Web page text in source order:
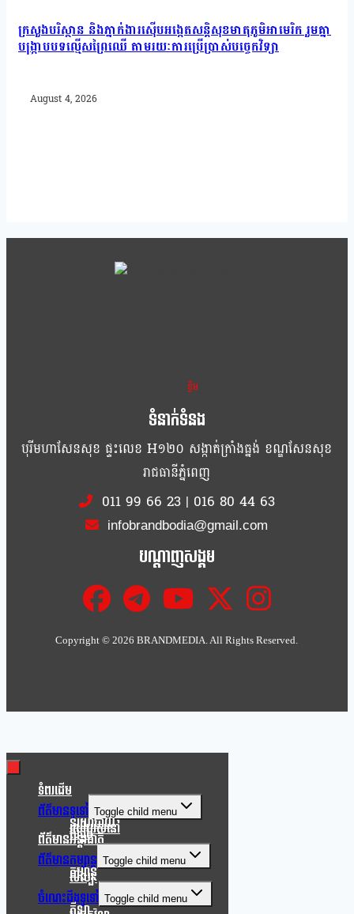
ក្រសួងបរិស្ថាន និងភ្នាក់ងារស៊ើបអង្កេតសន្តិសុខមាតុភូមិអាមេរិក រួមគ្នា
បង្រ្កាបបទល្មើសព្រៃឈើ តាមរយៈការប្រើប្រាស់បច្ចេកវិទ្យា
August 4, 2026
ខ្លឹម ខ្លី រហ័ស
ទំនាក់ទំនង
បុរីមហាសែនសុខ ផ្ទះលេខ H១២០ សង្កាត់ក្រាំងធ្នង់ ខណ្ឌសែនសុខ
រាជធានីភ្នំពេញ
011 99 66 23| 016 80 44 63
infobrandbodia@gmail.com
បណ្ដាញសង្គម
Copyright ©2026 BRANDMEDIA. All Rights Reserved.
ទំពរដើម
ព័ត៌មានទូទៅ Toggle child menu
នយោបាយ
របៀបរស់នៅ
សង្គម
ព័ត៌មានអន្តរជាតិ
ព័ត៌មានកម្សាន្ត Toggle child menu
កម្សាន្ត
សិល្បៈ
ចំណេះដឹងទូទៅ Toggle child menu